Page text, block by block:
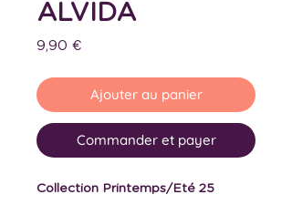
ALVIDA
9,90 €
Ajouter au panier
Commander et payer
Collection Printemps/Eté 25